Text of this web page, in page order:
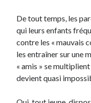
De tout temps, les
qui leurs enfants
contre les « mauvais
les entraîner sur une
« amis » se
devient quasi